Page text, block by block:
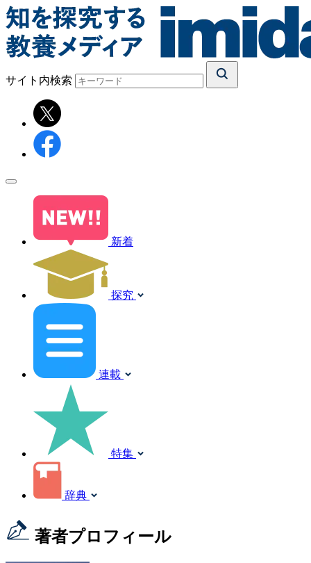
サイト内検索
新着
探究
連載
特集
辞典
著者プロフィール